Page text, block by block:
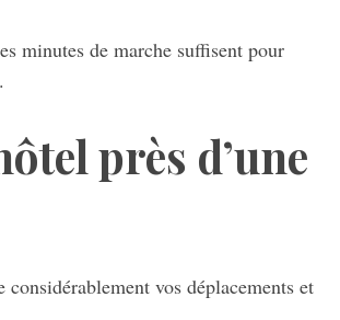
minutes de marche suffisent pour
près d’une
vos déplacements et